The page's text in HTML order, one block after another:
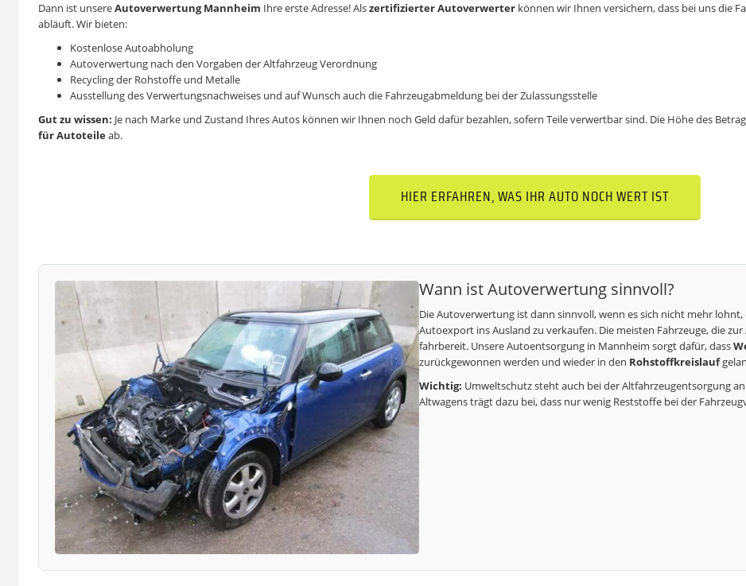
Dann ist unsereAutoverwertung Mannheim Ihre erste Adresse! Alszertifizierter Autoverwerter können wir Ihnen versichern, dass bei uns die
abläuft. Wir bieten:
Kostenlose Autoabholung
Autoverwertung nach den Vorgaben der Altfahrzeug Verordnung
Recycling der Rohstoffe und Metalle
Ausstellung des Verwertungsnachweises und auf Wunsch auch die Fahrzeugabmeldung bei der Zulassungsstelle
Gut zu wissen: Je nach Marke und Zustand Ihres Autos können wir Ihnen noch Geld dafür bezahlen, sofern Teile verwertbar sind. Die Höhe des
für Autoteileab.
HIER ERFAHREN, WAS IHR AUTO NOCH WERT IST
Wann ist Autoverwertung sinnvoll?
Die Autoverwertung ist dann sinnvoll, wenn es sich nicht mehr
Autoexport ins Ausland zu verkaufen. Die meisten Fahrzeuge, die
fahrbereit. UnsereAutoentsorgung in Mannheim sorgt dafür, dass
zurückgewonnen werden und wieder in den Rohstoffkreislauf
Wichtig: Umweltschutz steht auch bei der Altfahrzeugentsorgung
Altwagens trägt dazu bei, dass nur wenig Reststoffe bei der